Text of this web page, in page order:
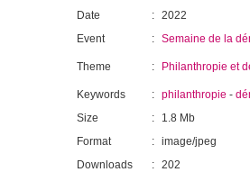
Date : 2022
Event
: Semaine de la
Theme : Philanthropie et
Keywords : philanthropie -
Size
:
1.8 Mb
Format
: image/jpeg
Downloads
: 202